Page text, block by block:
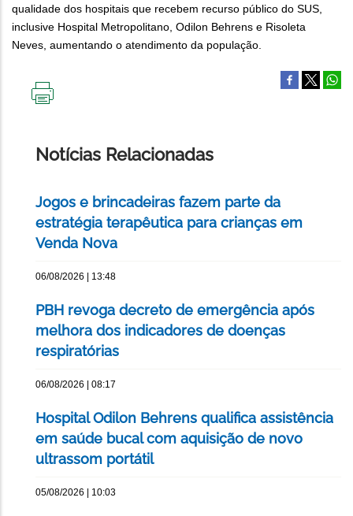
qualidade dos hospitais que recebem recurso público do SUS,
inclusive Hospital Metropolitano, Odilon Behrens e Risoleta
Neves, aumentando o atendimento da população.
Notícias Relacionadas
Jogos e brincadeiras fazem parte da
estratégia terapêutica para crianças em
Venda Nova
06/08/2026 | 13:48
PBH revoga decreto de emergência após
melhora dos indicadores de doenças
respiratórias
06/08/2026 | 08:17
Hospital Odilon Behrens qualifica assistência
em saúde bucal com aquisição de novo
ultrassom portátil
05/08/2026 | 10:03